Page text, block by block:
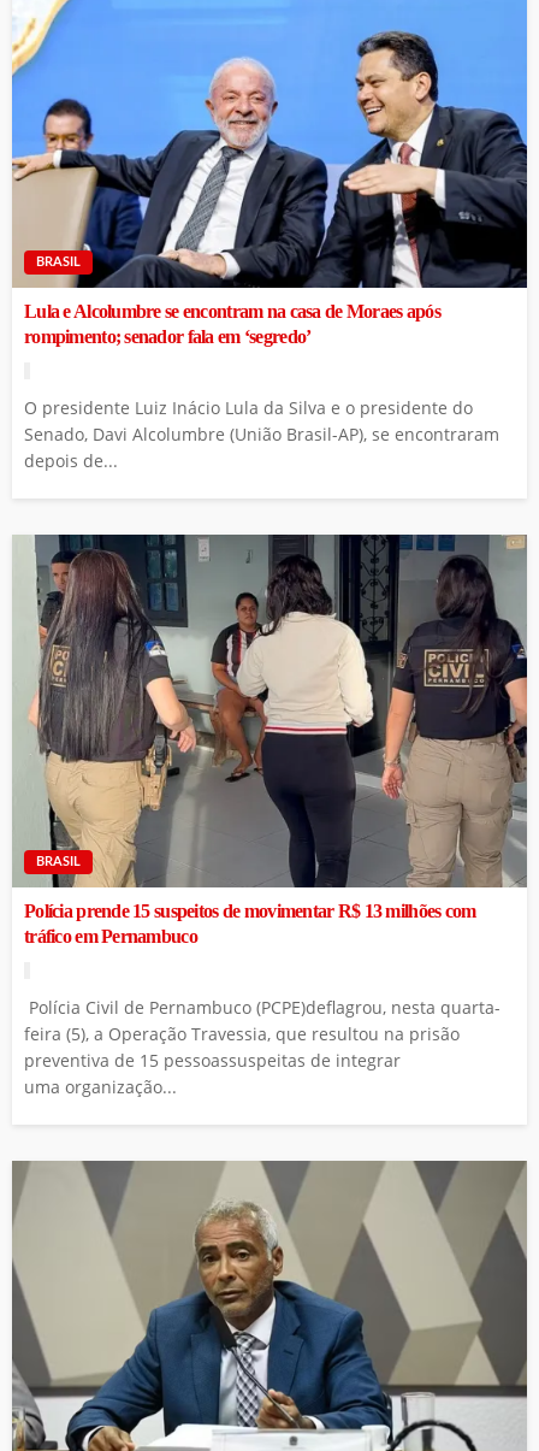
BRASIL
Lula e Alcolumbre se encontram na casa de Moraes após
rompimento; senador fala em ‘segredo’
O presidente Luiz Inácio Lula da Silva e o presidente do
Senado, Davi Alcolumbre (União Brasil-AP), se encontraram
depois de...
BRASIL
Polícia prende 15 suspeitos de movimentar R$ 13 milhões com
tráfico em Pernambuco
Polícia Civil de Pernambuco (PCPE)deflagrou, nesta quarta-
feira (5), a Operação Travessia, que resultou na prisão
preventiva de 15 pessoassuspeitas de integrar
uma organização...